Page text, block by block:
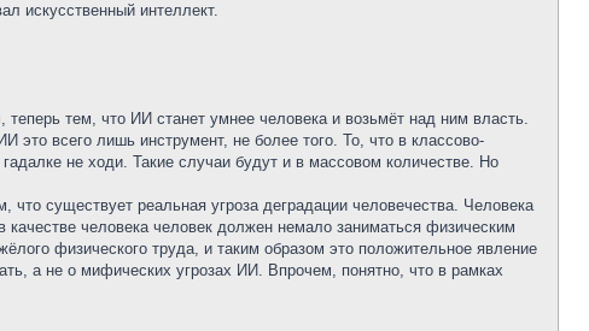
искусственный интеллект.
тем, что ИИ станет умнее человека и возьмёт над ним власть.
это всего лишь инструмент, не более того. То, что в классово-
не ходи. Такие случаи будут и в массовом количестве. Но
существует реальная угроза деградации человечества. Человека
человека человек должен немало заниматься физическим
физического труда, и таким образом это положительное явление
а не о мифических угрозах ИИ. Впрочем, понятно, что в рамках